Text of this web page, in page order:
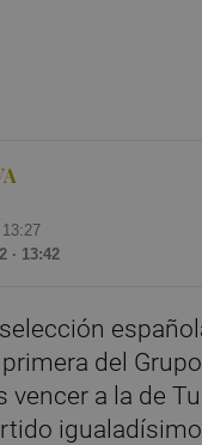
13:27
· 13:42
del Grupo
vencer a la de